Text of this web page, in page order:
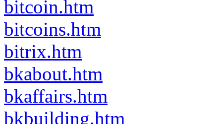
bitcoin.htm
bitcoins.htm
bitrix.htm
bkabout.htm
bkaffairs.htm
bkbuilding.htm